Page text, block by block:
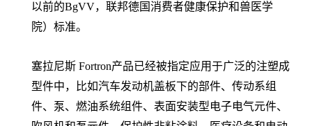
以前的BgVV，联邦德国消费者健康保护和兽医学
院）标准。
塞拉尼斯 Fortron产品已经被指定应用于广泛的注塑成
型件中，比如汽车发动机盖板下的部件、传动系组
件、泵、燃油系统组件、表面安装型电子电气元件、